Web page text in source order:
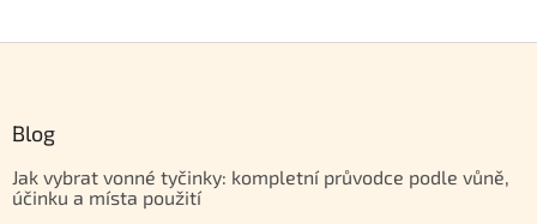
Blog
Jak vybrat vonné tyčinky: kompletní průvodce podle vůně,
účinku a místa použití